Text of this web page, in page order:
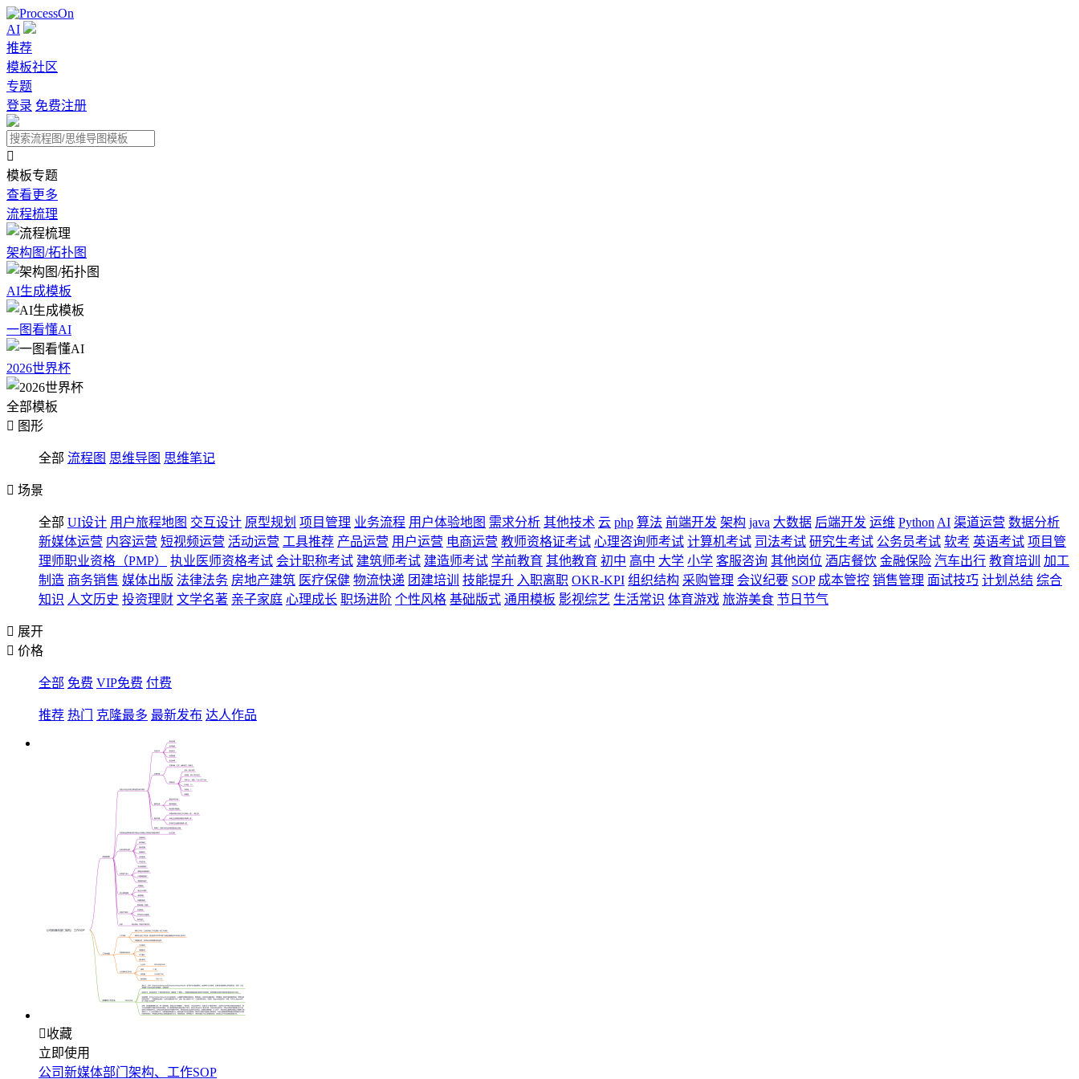
AI
推荐
模板社区
专题
登录 免费注册

模板专题
查看更多
流程梳理
架构图/拓扑图
AI生成模板
一图看懂AI
2026世界杯
全部模板
 图形
全部 流程图 思维导图 思维笔记
 场景
全部 UI设计 用户旅程地图 交互设计 原型规划 项目管理 业务流程 用户体验地图 需求分析 其他技术 云 php 算法 前端开发 架构 java 大数据 后端开发 运维 Python AI 渠道运营 数据分析
新媒体运营 内容运营 短视频运营 活动运营 工具推荐 产品运营 用户运营 电商运营 教师资格证考试 心理咨询师考试 计算机考试 司法考试 研究生考试 公务员考试 软考 英语考试 项目管
理师职业资格（PMP）
执业医师资格考试 会计职称考试 建筑师考试 建造师考试 学前教育 其他教育 初中 高中 大学 小学 客服咨询 其他岗位 酒店餐饮 金融保险 汽车出行 教育培训
加工
制造 商务销售 媒体出版 法律法务 房地产建筑 医疗保健 物流快递 团建培训 技能提升 入职离职 OKR-KPI 组织结构 采购管理 会议纪要 SOP 成本管控 销售管理 面试技巧 计划总结 综合
知识 人文历史 投资理财 文学名著 亲子家庭 心理成长 职场进阶 个性风格 基础版式 通用模板 影视综艺 生活常识 体育游戏 旅游美食 节日节气
 展开
 价格
全部 免费 VIP免费 付费
推荐 热门 克隆最多 最新发布 达人作品
收藏
立即使用
公司新媒体部门架构、工作SOP